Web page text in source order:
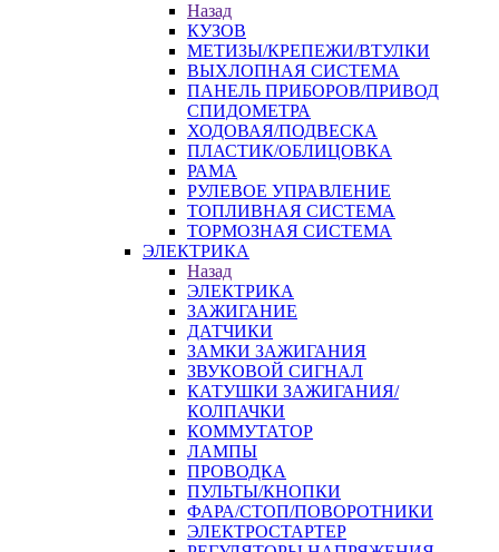
Назад
КУЗОВ
МЕТИЗЫ/КРЕПЕЖИ/ВТУЛКИ
ВЫХЛОПНАЯ СИСТЕМА
ПАНЕЛЬ ПРИБОРОВ/ПРИВОД
СПИДОМЕТРА
ХОДОВАЯ/ПОДВЕСКА
ПЛАСТИК/ОБЛИЦОВКА
РАМА
РУЛЕВОЕ УПРАВЛЕНИЕ
ТОПЛИВНАЯ СИСТЕМА
ТОРМОЗНАЯ СИСТЕМА
ЭЛЕКТРИКА
Назад
ЭЛЕКТРИКА
ЗАЖИГАНИЕ
ДАТЧИКИ
ЗАМКИ ЗАЖИГАНИЯ
ЗВУКОВОЙ СИГНАЛ
КАТУШКИ ЗАЖИГАНИЯ/
КОЛПАЧКИ
КОММУТАТОР
ЛАМПЫ
ПРОВОДКА
ПУЛЬТЫ/КНОПКИ
ФАРА/СТОП/ПОВОРОТНИКИ
ЭЛЕКТРОСТАРТЕР